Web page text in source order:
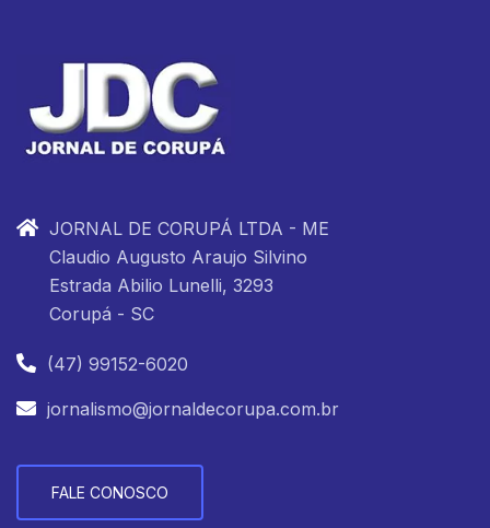
JORNAL DE CORUPÁ LTDA - ME
Claudio Augusto Araujo Silvino
Estrada Abilio Lunelli, 3293
Corupá - SC
(47) 99152-6020
jornalismo@jornaldecorupa.com.br
FALE CONOSCO